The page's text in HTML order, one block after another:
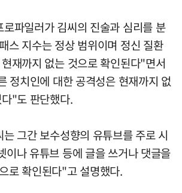
파일러가 김씨의 진술과 심리를 분
스 지수는 정상 범위이며 정신 질환
재까지 없는 것으로 확인된다"면서
정치인에 대한 공격성은 현재까지 없
"도 판단했다.
그간 보수성향의 유튜브를 주로 시
이나 유튜브 등에 글을 쓰거나 댓글을
로 확인된다"고 설명했다.